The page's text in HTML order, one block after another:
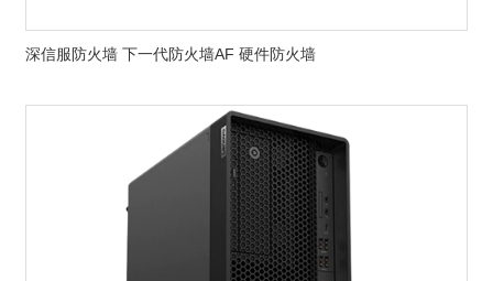
深信服防火墙 下一代防火墙AF 硬件防火墙